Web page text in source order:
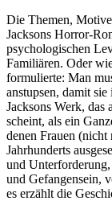
Die Themen,
Jacksons Horror-
psychologischen
Familiären. Oder
formulierte: Man
anstupsen, damit
Jacksons Werk,
scheint, als ein
denen Frauen
Jahrhunderts
und
und Gefangensein,
es erzählt die